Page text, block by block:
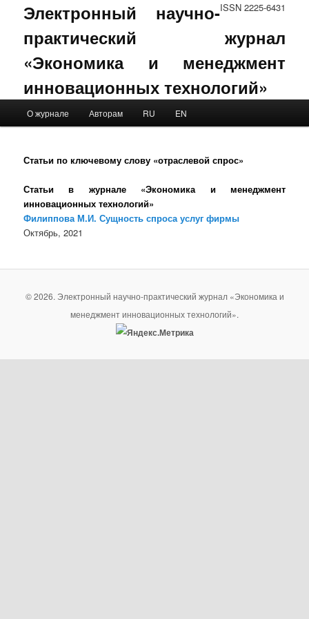
ISSN 2225-6431
Электронный научно-
практический журнал
«Экономика и менеджмент
инновационных технологий»
Skip to primary content
Skip to secondary content
О журнале Авторам RU EN
Статьи по ключевому слову «отраслевой спрос»
Статьи в журнале «Экономика и менеджмент
инновационных технологий»
Филиппова М.И. Сущность спроса услуг фирмы
Октябрь, 2021
© 2026. Электронный научно-практический журнал «Экономика и
менеджмент инновационных технологий».